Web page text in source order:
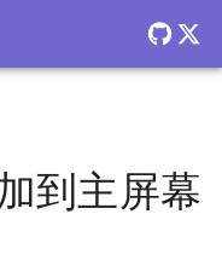
到主屏幕